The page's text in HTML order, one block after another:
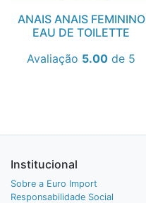
ANAIS ANAIS FEMININO
EAU DE TOILETTE
Avaliação 5.00 de 5
Institucional
Sobre a Euro Import
Responsabilidade Social